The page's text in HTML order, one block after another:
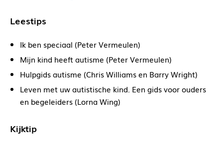
Leestips
Ik ben speciaal (Peter Vermeulen)
Mijn kind heeft autisme (Peter Vermeulen)
Hulpgids autisme (Chris Williams en Barry Wright)
Leven met uw autistische kind. Een gids voor ouders
en begeleiders (Lorna Wing)
Kijktip